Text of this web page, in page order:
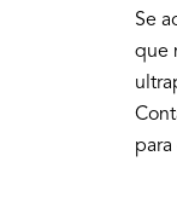
Se
que
para